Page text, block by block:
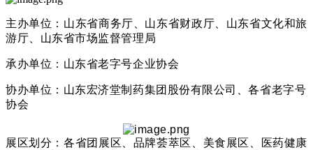
主办单位：山东省商务厅、山东省财政厅、山东省文化和旅
游厅、山东省市场监督管理局
承办单位：山东省老字号企业协会
协办单位：山东宏济堂制药集团股份有限公司、各省老字号
协会
展区划分：各省团展区、品牌荟萃区、美食展区、医药健康